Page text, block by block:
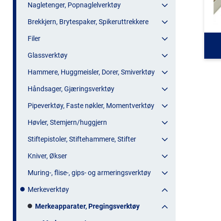
Nagletenger, Popnaglelverktøy
Brekkjern, Brytespaker, Spikeruttrekkere
Filer
Glassverktøy
Hammere, Huggmeisler, Dorer, Smiverktøy
Håndsager, Gjæringsverktøy
Pipeverktøy, Faste nøkler, Momentverktøy
Høvler, Stemjern/huggjern
Stiftepistoler, Stiftehammere, Stifter
Kniver, Økser
Muring-, flise-, gips- og armeringsverktøy
Merkeverktøy
Merkeapparater, Pregingsverktøy